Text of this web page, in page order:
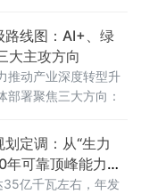
机物环境保护税试
入征税范围。这标
染治理领域迈出关
成臭氧和细颗粒物
可引发雾霾、光化
路线图：AI+、绿
大主攻方向
推动产业深度转型升
部署聚焦三大方向：
定调：从“生力
年可靠顶峰能力新
亿千瓦左右，年发